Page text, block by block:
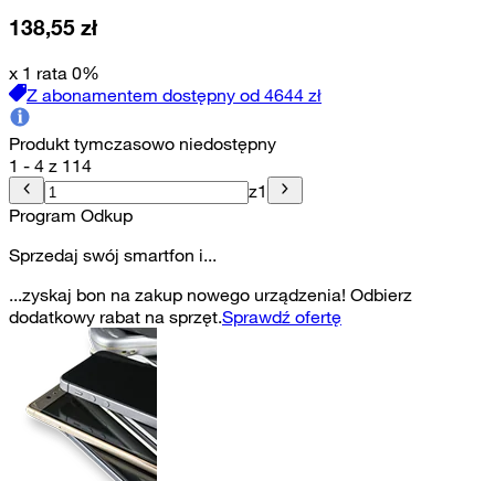
138,55 zł
x 1 rata 0%
Z abonamentem dostępny od 4644 zł
Produkt tymczasowo niedostępny
1 - 4 z 114
z1
Program Odkup
Sprzedaj swój smartfon i...
...zyskaj bon na zakup nowego urządzenia! Odbierz
dodatkowy rabat na sprzęt.Sprawdź ofertę